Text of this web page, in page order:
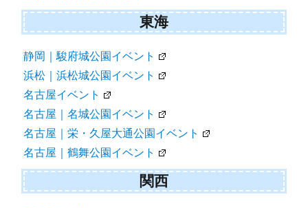
東海
静岡｜駿府城公園イベント
浜松｜浜松城公園イベント
名古屋イベント
名古屋｜名城公園イベント
名古屋｜栄・久屋大通公園イベント
名古屋｜鶴舞公園イベント
関西